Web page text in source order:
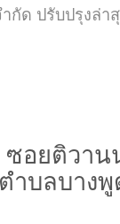
ด ปรับปรุงล่า
อยติวาน
ลบางพู